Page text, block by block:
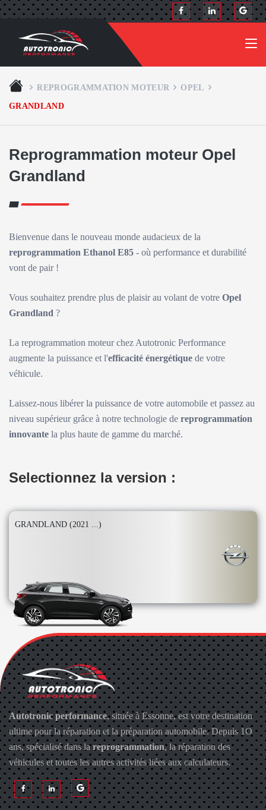
REPROGRAMMATION MOTEUR
OPEL
GRANDLAND
Reprogrammation moteur Opel
Grandland
Bienvenue dans le nouveau monde audacieux de la
reprogrammation Ethanol E85 - où performance et durabilité
vont de pair !
Vous souhaitez prendre plus de plaisir au volant de votre Opel
Grandland ?
La reprogrammation moteur chez Autotronic Performance
augmente la puissance et l'efficacité énergétique de votre
véhicule.
Laissez-nous libérer la puissance de votre automobile et passez au
niveau supérieur grâce à notre technologie de reprogrammation
innovante la plus haute de gamme du marché.
Selectionnez la version :
GRANDLAND (2021 ...)
Autotronic performance, située à Essonne, est votre destination
ultime pour la réparation et la préparation automobile. Depuis 1O
ans, spécialisé dans lareprogrammation, la réparation des
véhicules et toutes les autres activités liées aux calculateurs.